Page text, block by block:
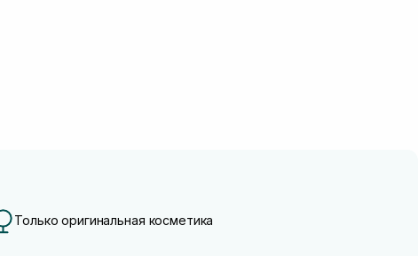
Только оригинальная косметика